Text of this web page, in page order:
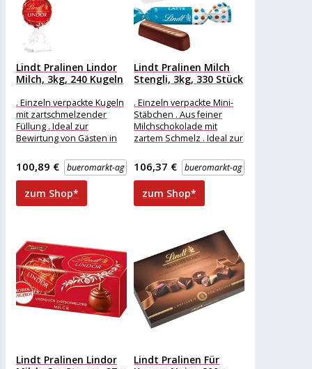
Lindt Pralinen Lindor
Milch, 3kg, 240 Kugeln
. Einzeln verpackte Kugeln
mit zartschmelzender
Füllung . Ideal zur
Bewirtung von Gästen in
feinster
bueromarkt-ag
100,89 €
zum Shop*
Lindt Pralinen Milch
Stengli, 3kg, 330 Stück
. Einzeln verpackte Mini-
Stäbchen . Aus feiner
Milchschokolade mit
zartem Schmelz . Ideal zur
Firmen oderbueromarkt-ag
106,37 €
zum Shop*
Lindt Pralinen Lindor
Lindt Pralinen Für